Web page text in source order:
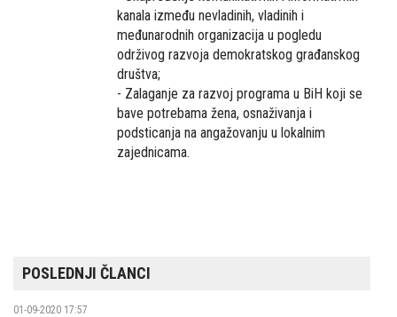
kanala između nevladinih, vladinih i
međunarodnih organizacija u pogledu
održivog razvoja demokratskog građanskog
društva;
- Zalaganje za razvoj programa u BiH koji se
bave potrebama žena, osnaživanja i
podsticanja na angažovanju u lokalnim
zajednicama.
POSLEDNJI ČLANCI
01-09-2020 17:57